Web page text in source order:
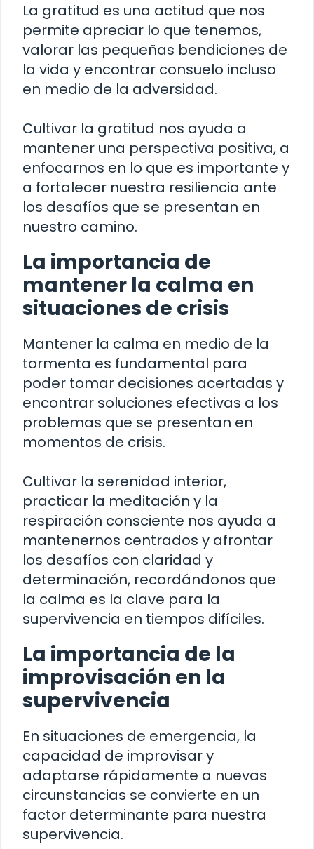
La gratitud es una actitud que nos
permite apreciar lo que tenemos,
valorar las pequeñas bendiciones de
la vida y encontrar consuelo incluso
en medio de la adversidad.
Cultivar la gratitud nos ayuda a
mantener una perspectiva positiva, a
enfocarnos en lo que es importante y
a fortalecer nuestra resiliencia ante
los desafíos que se presentan en
nuestro camino.
La importancia de
mantener la calma en
situaciones de crisis
Mantener la calma en medio de la
tormenta es fundamental para
poder tomar decisiones acertadas y
encontrar soluciones efectivas a los
problemas que se presentan en
momentos de crisis.
Cultivar la serenidad interior,
practicar la meditación y la
respiración consciente nos ayuda a
mantenernos centrados y afrontar
los desafíos con claridad y
determinación, recordándonos que
la calma es la clave para la
supervivencia en tiempos difíciles.
La importancia de la
improvisación en la
supervivencia
En situaciones de emergencia, la
capacidad de improvisar y
adaptarse rápidamente a nuevas
circunstancias se convierte en un
factor determinante para nuestra
supervivencia.